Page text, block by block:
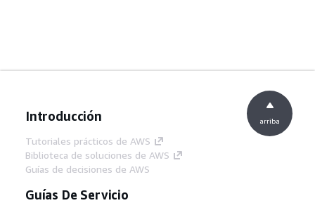
Introducción
Tutoriales prácticos de AWS
Biblioteca de soluciones de AWS
Guías de decisiones de AWS
Guías De Servicio
arriba